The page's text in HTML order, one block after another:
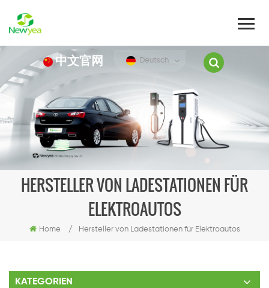
中文官网 Deutsch
HERSTELLER VON LADESTATIONEN FÜR
ELEKTROAUTOS
Home / Hersteller von Ladestationen für Elektroautos
KATEGORIEN